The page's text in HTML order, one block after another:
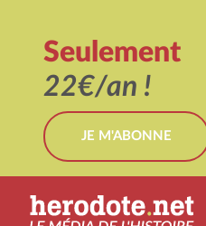
Seulement
22€/an !
JE M'ABONNE